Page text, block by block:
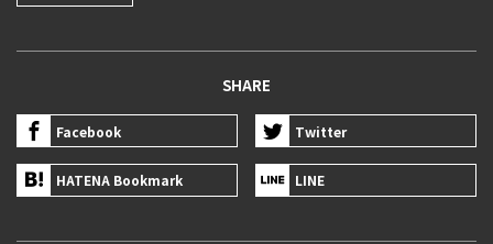
SHARE
Facebook Twitter
HATENA Bookmark LINE